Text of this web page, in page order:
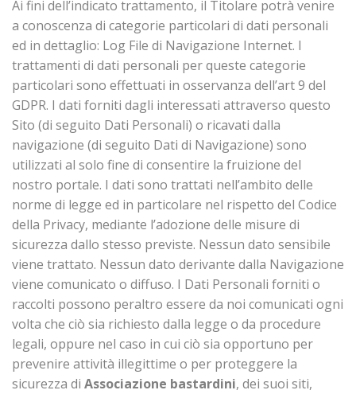
Ai fini dell’indicato trattamento, il Titolare potrà venire
a conoscenza di categorie particolari di dati personali
ed in dettaglio: Log File di Navigazione Internet. I
trattamenti di dati personali per queste categorie
particolari sono effettuati in osservanza dell’art 9 del
GDPR. I dati forniti dagli interessati attraverso questo
Sito (di seguito Dati Personali) o ricavati dalla
navigazione (di seguito Dati di Navigazione) sono
utilizzati al solo fine di consentire la fruizione del
nostro portale. I dati sono trattati nell’ambito delle
norme di legge ed in particolare nel rispetto del Codice
della Privacy, mediante l’adozione delle misure di
sicurezza dallo stesso previste. Nessun dato sensibile
viene trattato. Nessun dato derivante dalla Navigazione
viene comunicato o diffuso. I Dati Personali forniti o
raccolti possono peraltro essere da noi comunicati ogni
volta che ciò sia richiesto dalla legge o da procedure
legali, oppure nel caso in cui ciò sia opportuno per
prevenire attività illegittime o per proteggere la
sicurezza di Associazione bastardini, dei suoi siti,